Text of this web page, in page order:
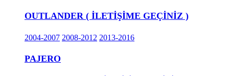
OUTLANDER ( İLETİŞİME GEÇİNİZ )
2004-2007 2008-2012 2013-2016
PAJERO